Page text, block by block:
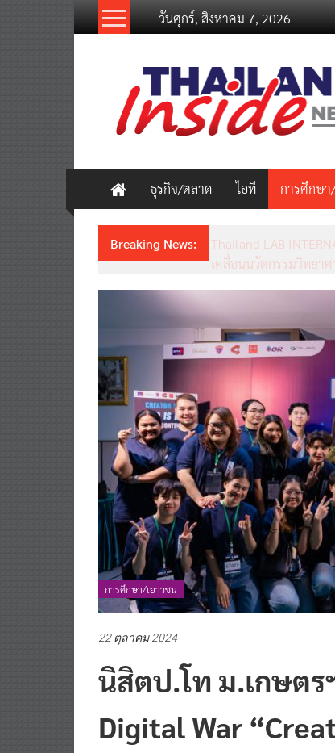
วันศุกร์, สิงหาคม 7, 2026
thailandinsidenew.com
Thailand
Inside
New
ธุรกิจ/ตลาด ไอที การศึกษา
Breaking News:
Thailand LAB
เคลื่อนนวัตกรรมวิทยา
การศึกษา/เยาวชน
22 ตุลาคม 2024
นิสิตป.โท ม.เกษตร
Digital War